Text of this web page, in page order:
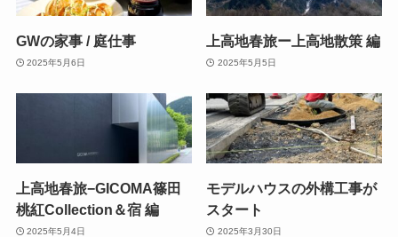
GWの家事 / 庭仕事
2025年5月6日
上高地春旅ー上高地散策 編
2025年5月5日
上高地春旅−GICOMA篠田
桃紅Collection＆宿 編
2025年5月4日
モデルハウスの外構工事が
スタート
2025年3月30日